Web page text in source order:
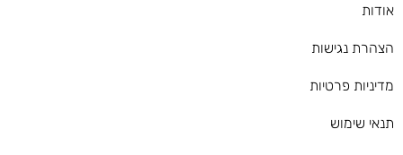
אודות
הצהרת נגישות
מדיניות פרטיות
תנאי שימוש